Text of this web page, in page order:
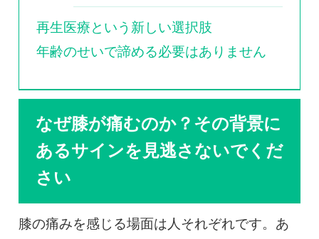
再生医療という新しい選択肢
年齢のせいで諦める必要はありません
なぜ膝が痛むのか？その背景に
あるサインを見逃さないでくだ
さい
膝の痛みを感じる場面は人それぞれです。あ